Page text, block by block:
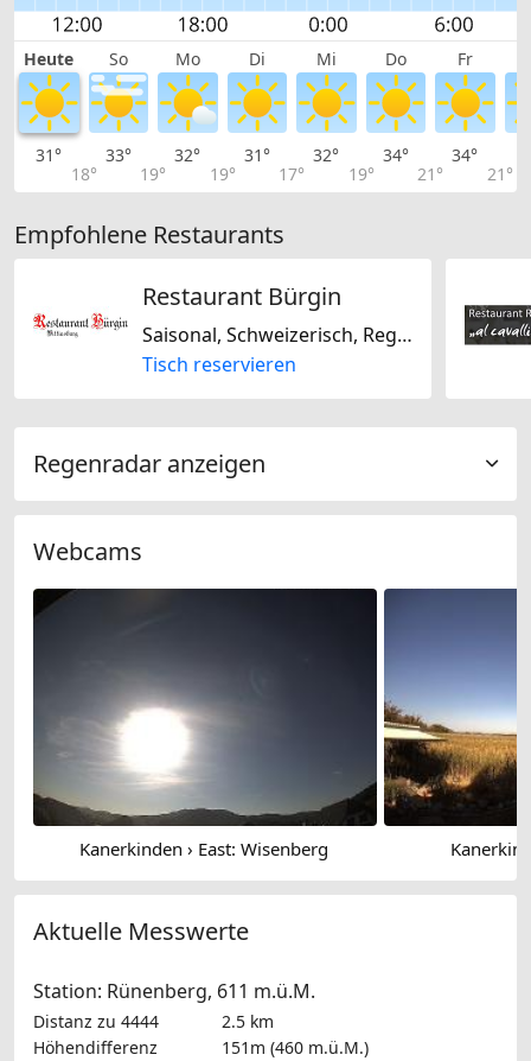
Heute So Mo Di Mi Do Fr
31°
18°
33°
19°
32°
19°
31°
17°
32°
19°
34°
21°
34°
21°
Empfohlene Restaurants
Restaurant Bürgin
Saisonal, Schweizerisch, Regional, Glutenfrei, Laktosefrei
Tisch reservieren
Regenradar anzeigen
Webcams
Kanerkinden › East: Wisenberg
Aktuelle Messwerte
Station: Rünenberg, 611 m.ü.M.
Distanz zu 4444
2.5 km
Höhendifferenz
151m (460 m.ü.M.)